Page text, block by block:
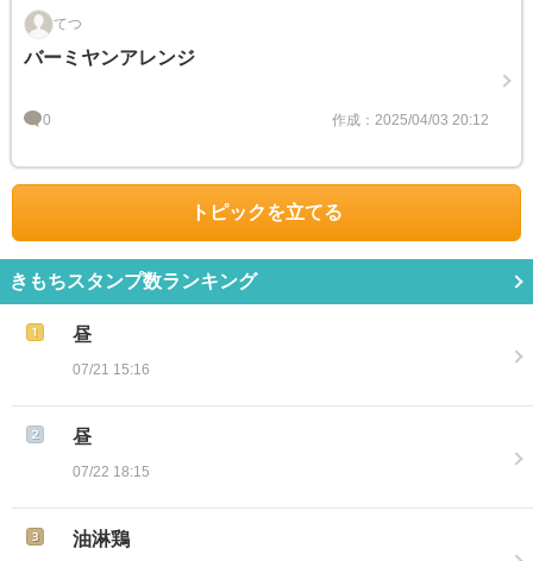
てつ
バーミヤンアレンジ
0 作成：2025/04/03 20:12
トピックを立てる
きもちスタンプ数ランキング
昼
07/21 15:16
昼
07/22 18:15
油淋鶏